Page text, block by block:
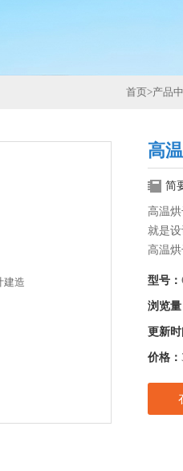
首页>产品
高
简
高温
就是
高温烘
型号：
浏览量
更新时
价格：